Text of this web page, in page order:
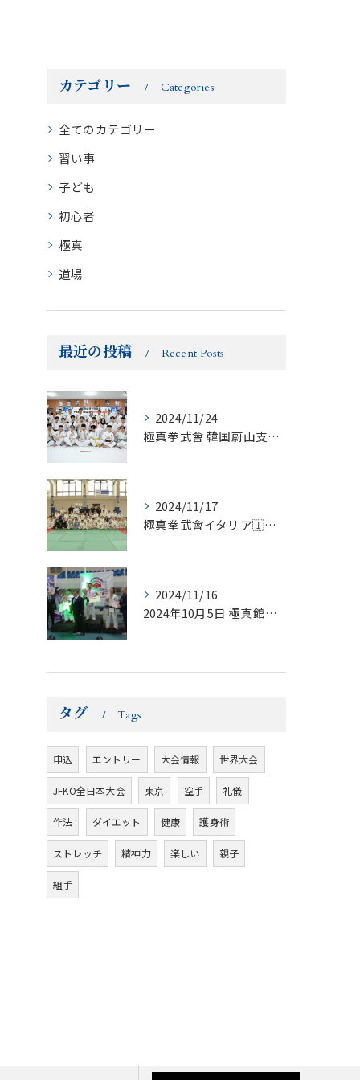
カテゴリー Categories
全てのカテゴリー
習い事
子ども
初心者
極真
道場
最近の投稿 Recent Posts
2024/11/24
極真拳武會 韓国蔚山支部セミナー
2024/11/17
極真拳武會イタリア🇮🇹支部（アンドレア・ストッパ 師範）
2024/11/16
2024年10月5日 極真館チリ大会エキスパート部門で1極真...
タグ Tags
申込 エントリー 大会情報 世界大会
JFKO全日本大会 東京 空手 礼儀
作法 ダイエット 健康 護身術
ストレッチ 精神力 楽しい 親子
組手